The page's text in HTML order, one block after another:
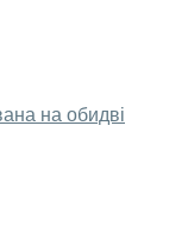
та вхідних
двері
на обидві